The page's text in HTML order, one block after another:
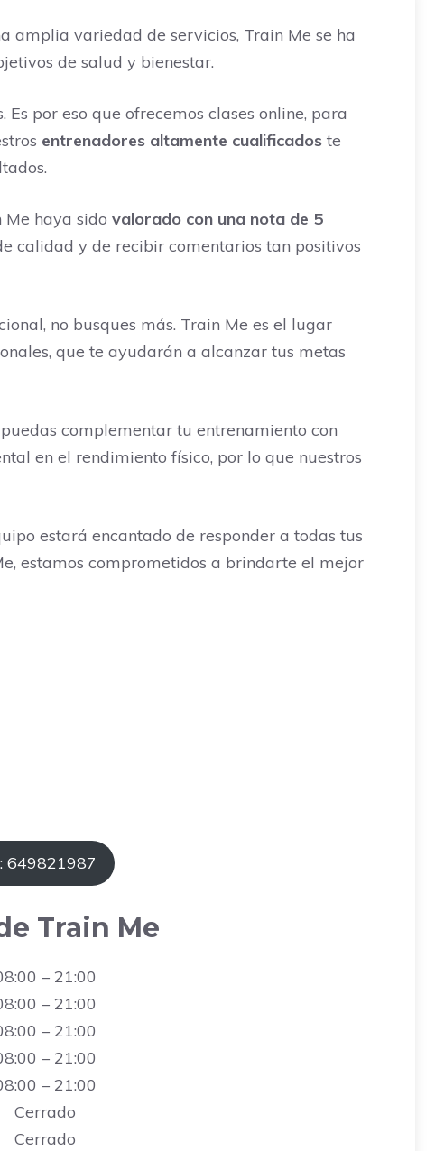
amplia variedad de servicios, Train Me se ha
de salud y bienestar.
por eso que ofrecemos clases online, para
entrenadores altamente cualificados te
haya sido valorado con una nota de 5
calidad y de recibir comentarios tan positivos
no busques más. Train Me es el lugar
que te ayudarán a alcanzar tus metas
complementar tu entrenamiento con
en el rendimiento físico, por lo que nuestros
estará encantado de responder a todas tus
estamos comprometidos a brindarte el mejor
649821987
Train Me
– 21:00
– 21:00
– 21:00
– 21:00
– 21:00
Cerrado
Cerrado